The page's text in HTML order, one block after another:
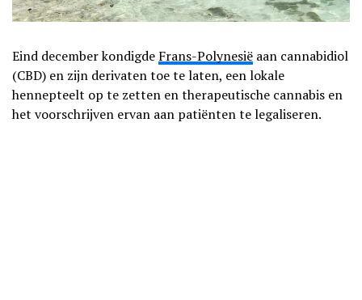
Eind december kondigde Frans-Polynesië aan cannabidiol
(CBD) en zijn derivaten toe te laten, een lokale
hennepteelt op te zetten en therapeutische cannabis en
het voorschrijven ervan aan patiënten te legaliseren.